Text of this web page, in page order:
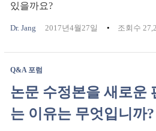
있을까요?
Dr. Jang 2017년4월27일 조회수
Q&A 포럼
논문 수정본을 새로운
는 이유는 무엇입니까?